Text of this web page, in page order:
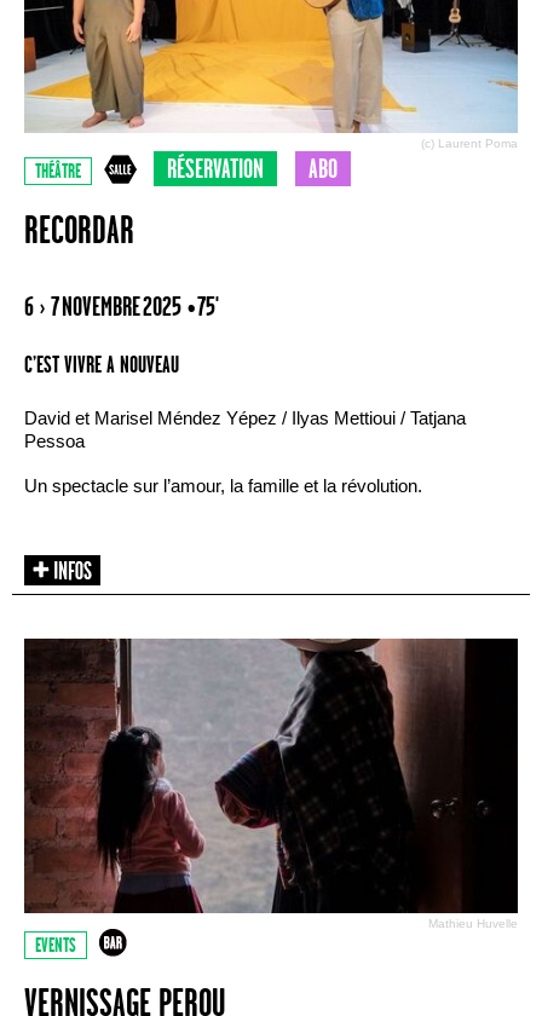
(c) Laurent Poma
THÉÂTRE RÉSERVATION ABO
RECORDAR
6 › 7 NOVEMBRE 2025 • 75'
C’EST VIVRE A NOUVEAU
David et Marisel Méndez Yépez / Ilyas Mettioui / Tatjana
Pessoa
Un spectacle sur l’amour, la famille et la révolution.
Mathieu Huvelle
EVENTS
VERNISSAGE PEROU